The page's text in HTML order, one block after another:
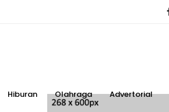
Hiburan Olahraga Advertorial